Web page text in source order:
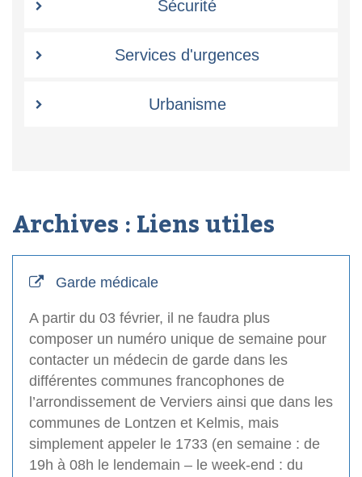
Sécurité
Services d'urgences
Urbanisme
Archives :Liens utiles
Garde médicale
A partir du 03 février, il ne faudra plus
composer un numéro unique de semaine pour
contacter un médecin de garde dans les
différentes communes francophones de
l’arrondissement de Verviers ainsi que dans les
communes de Lontzen et Kelmis, mais
simplement appeler le 1733 (en semaine : de
19h à 08h le lendemain – le week-end : du